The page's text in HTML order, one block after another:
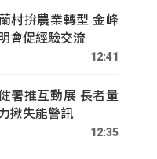
村拚農業轉型 金峰
會促經驗交流
12:41
署推互動展 長者量
揪失能警訊
12:35